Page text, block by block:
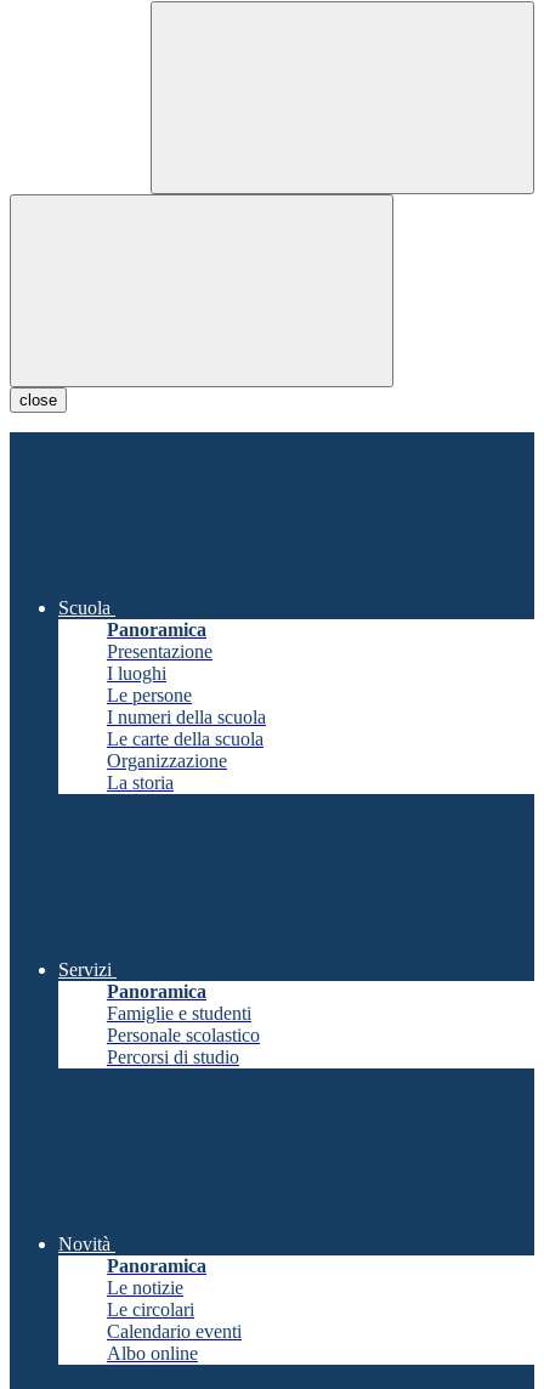
close
Scuola
Panoramica
Presentazione
I luoghi
Le persone
I numeri della scuola
Le carte della scuola
Organizzazione
La storia
Servizi
Panoramica
Famiglie e studenti
Personale scolastico
Percorsi di studio
Novità
Panoramica
Le notizie
Le circolari
Calendario eventi
Albo online